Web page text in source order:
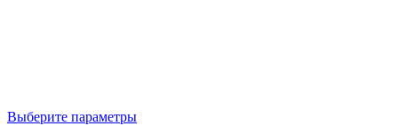
Выберите параметры